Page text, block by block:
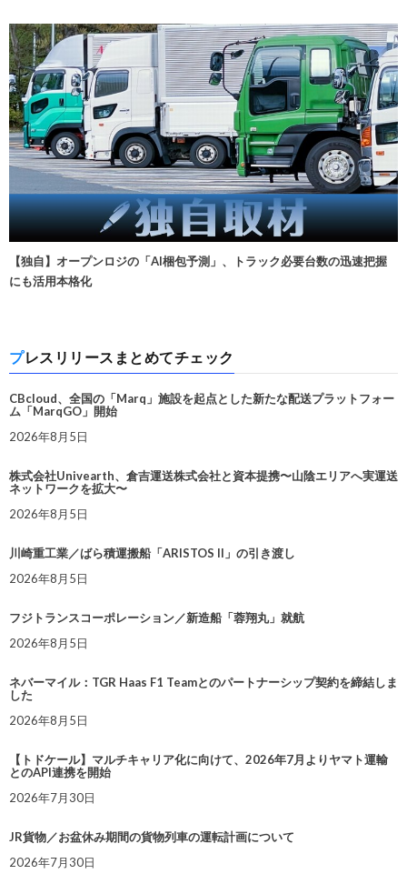
【独自】オープンロジの「AI梱包予測」、トラック必要台数の迅速把握
にも活用本格化
プレスリリースまとめてチェック
CBcloud、全国の「Marq」施設を起点とした新たな配送プラットフォー
ム「MarqGO」開始
2026年8月5日
株式会社Univearth、倉吉運送株式会社と資本提携〜山陰エリアへ実運送
ネットワークを拡大〜
2026年8月5日
川崎重工業／ばら積運搬船「ARISTOS II」の引き渡し
2026年8月5日
フジトランスコーポレーション／新造船「蓉翔丸」就航
2026年8月5日
ネバーマイル：TGR Haas F1 Teamとのパートナーシップ契約を締結しま
した
2026年8月5日
【トドケール】マルチキャリア化に向けて、2026年7月よりヤマト運輸
とのAPI連携を開始
2026年7月30日
JR貨物／お盆休み期間の貨物列車の運転計画について
2026年7月30日